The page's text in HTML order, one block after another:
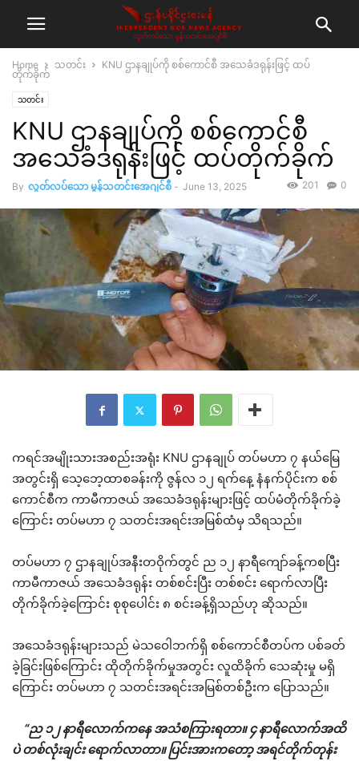
Home သတင်း
KNU ဌာနချုပ်ကို စစ်ကောင်စီ အသေခံဒရုန်းဖြင့် ထပ်
တိုက်ခိုက်
သတင်း
KNU ဌာနချုပ်ကို စစ်ကောင်စီ
အသေခံဒရုန်းဖြင့် ထပ်တိုက်ခိုက်
By လွတ်လပ်သော မွန်သတင်းအေဂျင်စီ - June 13, 2025 0
201
ကရင်အမျိုးသားအစည်းအရုံး KNU ဌာနချုပ် တပ်မဟာ ၇ နယ်မြေ
အတွင်းရှိ သေ့ဘေ့ထာစခန်းကို ဇွန်လ ၁၂ ရက်နေ့ နံနက်ပိုင်းက စစ်
ကောင်စီက ကာမီကာဇယ် အသေခံဒရုန်းများဖြင့် ထပ်မံတိုက်ခိုက်ခဲ့
ကြောင်း တပ်မဟာ ၇ သတင်းအရင်းအမြစ်ထံမှ သိရသည်။
တပ်မဟာ ၇ ဌာနချုပ်အနီးတဝိုက်တွင် ည ၁၂ နာရီကျော်ခန့်ကစပြီး
ကာမီကာဇယ် အသေခံဒရုန်း တစ်စင်းပြီး တစ်စင်း ရောက်လာပြီး
တိုက်ခိုက်ခဲ့ကြောင်း စုစုပေါင်း ၈ စင်းခန့်ရှိသည်ဟု ဆိုသည်။
အသေခံဒရုန်းများသည် မဲသဝေါဘက်ရှိ စစ်ကောင်စီတပ်က ပစ်ခတ်
ခဲ့ခြင်းဖြစ်ကြောင်း ထိုတိုက်ခိုက်မှုအတွင်း လူထိခိုက် သေဆုံးမှု မရှိ
ကြောင်း တပ်မဟာ ၇ သတင်းအရင်းအမြစ်တစ်ဦးက ပြောသည်။
“ည ၁၂ နာရီလောက်ကနေ အသံစကြားရတာ။ ၄ နာရီလောက်အထိ
ပဲ တစ်လုံးချင်း ရောက်လာတာ။ ပြင်းအားကတော့ အရင်တိုက်တုန်း